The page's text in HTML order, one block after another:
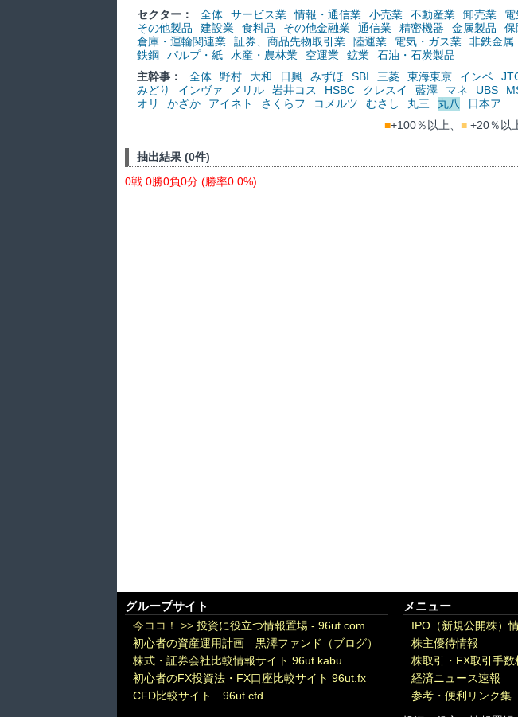
セクター：
全体 サービス業 情報・通信業 小売業 不動産業 卸売業
その他製品
建設業 食料品 その他金融業 通信業 精密機器 金属製品 保
倉庫・運輸関連業
証券、商品先物取引業 陸運業 電気・ガス業 非鉄金属
鉄鋼
パルプ・紙 水産・農林業 空運業 鉱業
石油・石炭製品
主幹事：
全体 野村 大和 日興 みずほ SBI 三菱 東海東京 インベ
みどり
インヴァ メリル 岩井コス HSBC クレスイ 藍澤 マネ UBS
オリ
かざか アイネト さくらフ コメルツ むさし 丸三 丸八
日本ア
■+100％以上、 ■+20％以
抽出結果 (0件)
0戦 0勝0負0分 (勝率0.0%)
グループサイト
今ココ！ >> 投資に役立つ情報置場 - 96ut.com
初心者の資産運用計画 黒澤ファンド（ブログ）
株式・証券会社比較情報サイト 96ut.kabu
初心者のFX投資法・FX口座比較サイト 96ut.fx
CFD比較サイト 96ut.cfd
メニュー
IPO（新規公開株）
株主優待情報
株取引・FX取引手数
経済ニュース速報
参考・便利リンク集